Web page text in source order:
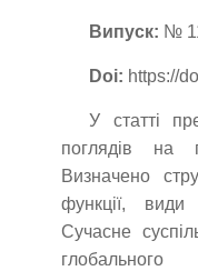
Випуск: №
Doi: https://
У статті
поглядів на
Визначено
функції, види
Сучасне